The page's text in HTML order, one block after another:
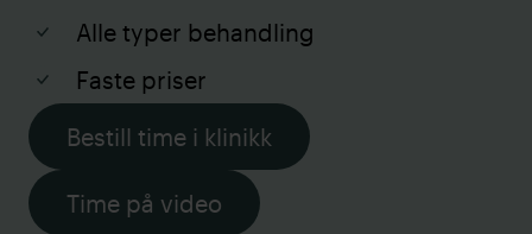
Alle typer behandling
Faste priser
Bestill time i klinikk
Time på video